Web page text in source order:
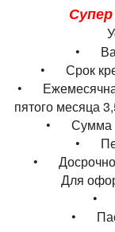
Супер
•
•
Срок
•
пятого месяца
•
Сумма
•
•
Для
•
•